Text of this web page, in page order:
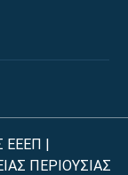
ΕΕΕΠ |
ΠΕΡΙΟΥΣΙΑΣ